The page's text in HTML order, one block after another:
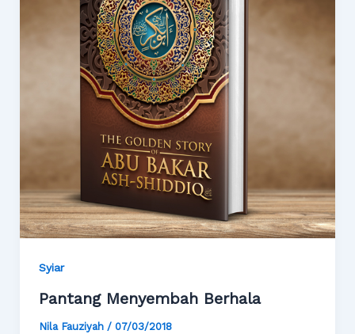
Syiar
Pantang Menyembah Berhala
Nila Fauziyah / 07/03/2018